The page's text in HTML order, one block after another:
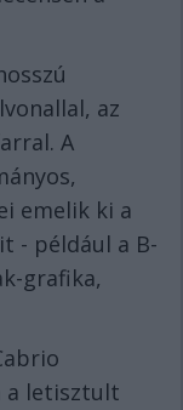
az
A
emelik ki a
- például a B-
grafika,
a letisztult